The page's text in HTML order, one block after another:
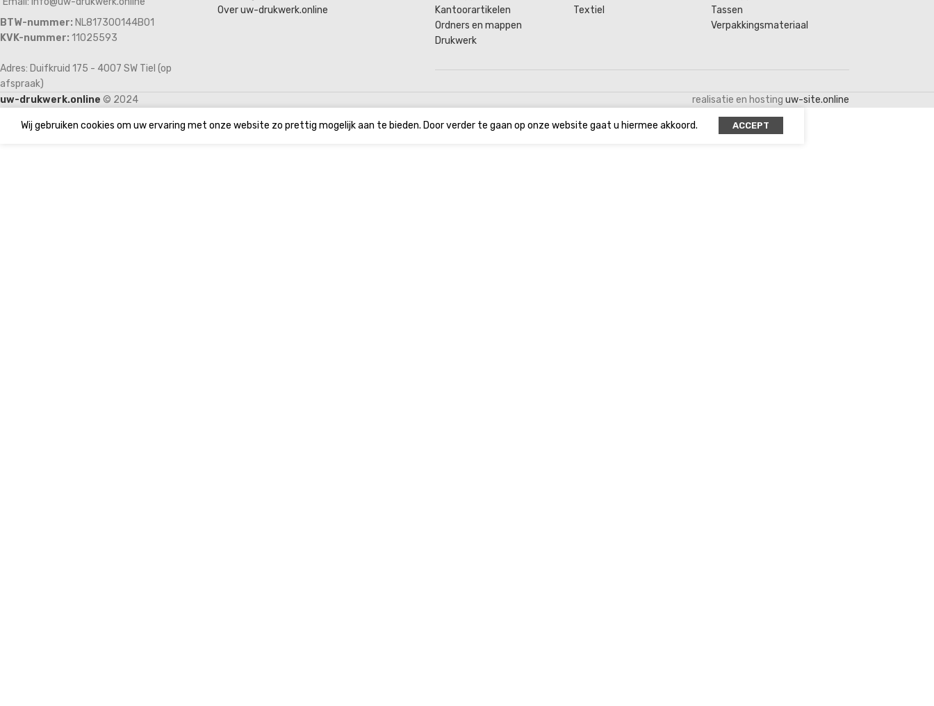
BTW-nummer: NL817300144B01
KVK-nummer: 11025593
Adres: Duifkruid 175 - 4007 SW Tiel (op
afspraak)
Over uw-drukwerk.online
Kantoorartikelen
Ordners en mappen
Drukwerk
Textiel
Tassen
Verpakkingsmateriaal
uw-drukwerk.online © 2024 realisatie en hosting uw-site.online
Wij gebruiken cookies om uw ervaring met onze website zo prettig mogelijk aan te bieden. Door verder te gaan op onze website gaat u hiermee akkoord. ACCEPT